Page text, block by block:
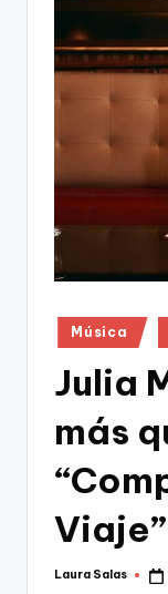
Publicado
en
Música
Julia
más
Viaje”
Publicado
Laura Salas